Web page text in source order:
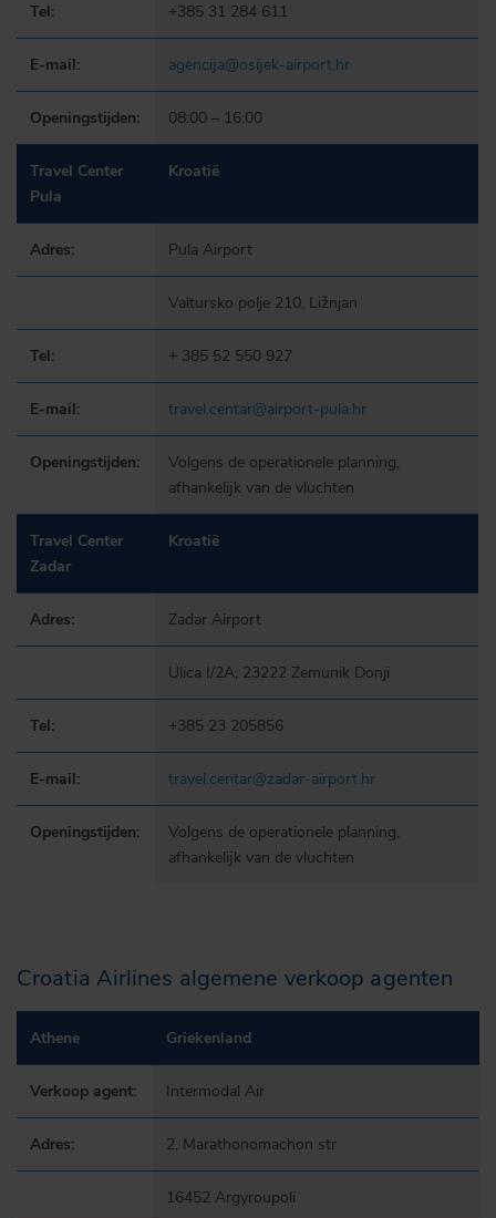
Tel:
E-mail:
Openingstijden:
Travel Center
Pula
Adres:
Tel:
E-mail:
Openingstijden:
Travel Center
Zadar
Adres:
Tel:
E-mail:
Openingstijden:
+385 31 284 611
agencija@osijek-airport.hr
08:00 – 16:00
Kroatië
Pula Airport
Valtursko polje 210, Ližnjan
+ 385 52 550 927
travel.centar@airport-pula.hr
Volgens de operationele planning,
afhankelijk van de vluchten
Kroatië
Zadar Airport
Ulica I/2A, 23222 Zemunik Donji
+385 23 205856
travel.centar@zadar-airport.hr
Volgens de operationele planning,
afhankelijk van de vluchten
Croatia Airlines algemene verkoop agenten
Athene
Verkoop agent:
Adres:
Griekenland
Intermodal Air
2, Marathonomachon str
16452 Argyroupoli